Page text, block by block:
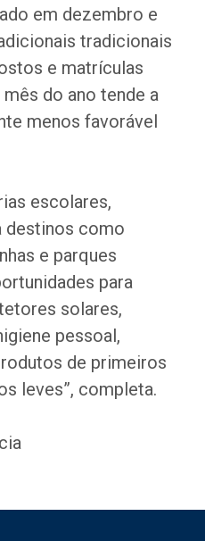
em dezembro e
tradicionais
e matrículas
do ano tende a
menos favorável
escolares,
destinos como
e parques
para
solares,
pessoal,
de primeiros
leves”, completa.